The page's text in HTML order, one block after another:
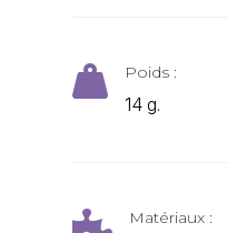
 Poids :
14 g.
Matériaux :